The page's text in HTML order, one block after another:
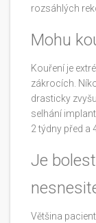
rozsáhlých
Mohu
Kouření je
zákrocích.
drasticky
selhání
2 týdny před a
Je
Většina